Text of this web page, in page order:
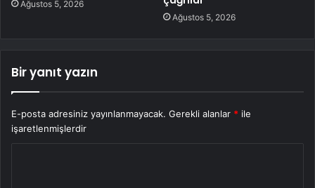
Ağustos 5, 2026
Ağustos 5, 2026
Bir yanıt yazın
E-posta adresiniz yayınlanmayacak. Gerekli alanlar * ile
işaretlenmişlerdir